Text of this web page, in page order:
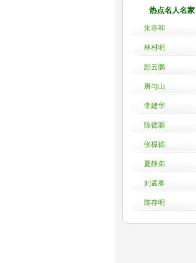
热点名人名家
朱谷和
林村明
彭云鹏
唐与山
李建华
陈德源
张樟德
夏静弟
刘孟春
陈存明